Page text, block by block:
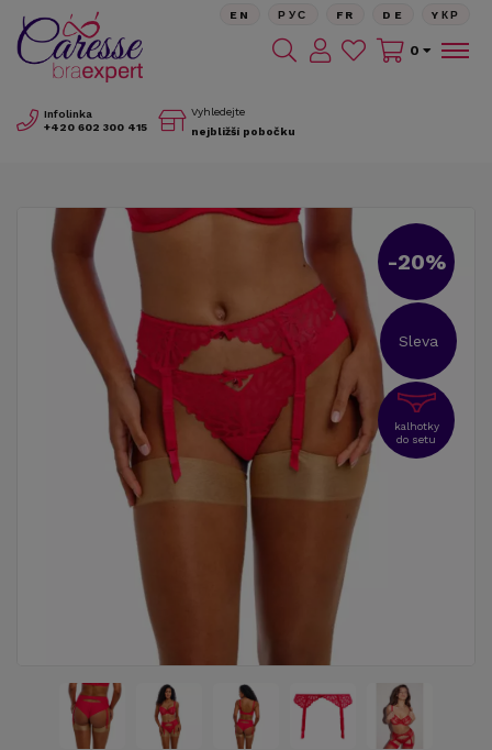
Infolinka
+420 602 300 415
Vyhledejte
nejbližší pobočku
EN РУС FR DE YКР
0
-20%
Sleva
kalhotky
do setu